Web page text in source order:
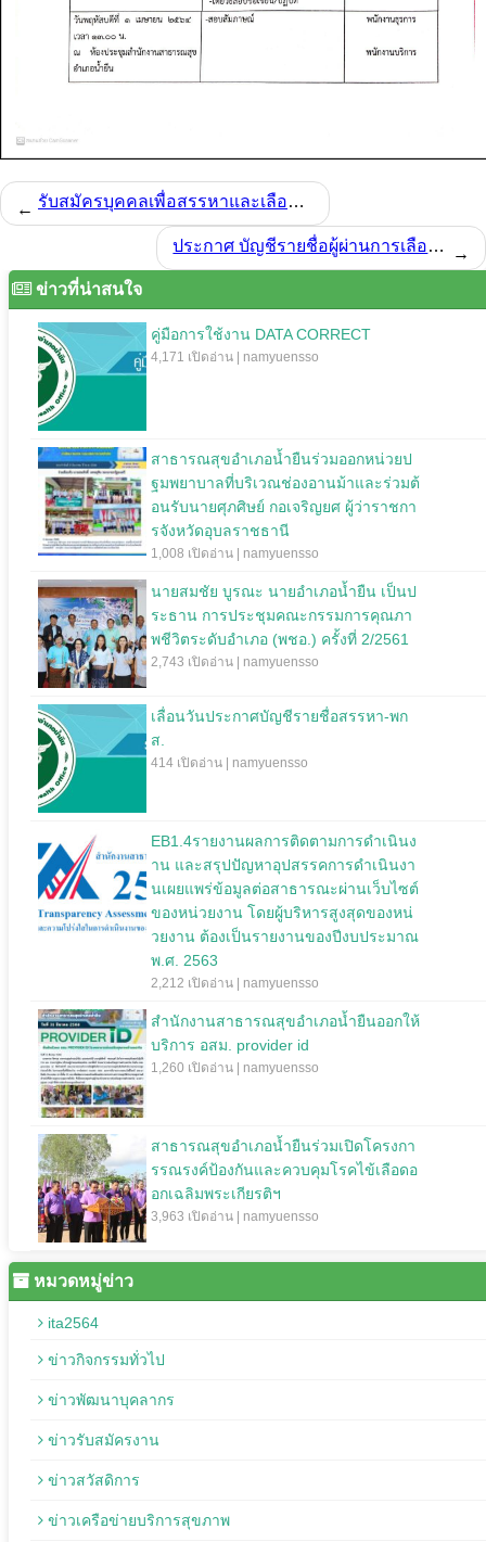
← รับสมัครบุคคลเพื่อสรรหาและเลือกสรรเป็นพนักงานกระทรวงสาธารณสุขทั่วไป
ประกาศ บัญชีรายชื่อผู้ผ่านการเลือกสรรเพื่อจัดจ้างเป็นพนักงานกระทรวงสาธารณสุขทั่วไป
→
ข่าวที่น่าสนใจ
คู่มือการใช้งาน DATA CORRECT
4,171 เปิดอ่าน | namyuensso
สาธารณสุขอำเภอน้ำยืนร่วมออกหน่วยป
ฐมพยาบาลที่บริเวณช่องอานม้าและร่วมต้
อนรับนายศุภศิษย์ กอเจริญยศ ผู้ว่าราชกา
รจังหวัดอุบลราชธานี
1,008 เปิดอ่าน | namyuensso
นายสมชัย บูรณะ นายอำเภอน้ำยืน เป็นป
ระธาน การประชุมคณะกรรมการคุณภา
พชีวิตระดับอำเภอ (พชอ.) ครั้งที่ 2/2561
2,743 เปิดอ่าน | namyuensso
เลื่อนวันประกาศบัญชีรายชื่อสรรหา-พก
ส.
414 เปิดอ่าน | namyuensso
EB1.4รายงานผลการติดตามการดำเนินง
าน และสรุปปัญหาอุปสรรคการดำเนินงา
นเผยแพร่ข้อมูลต่อสาธารณะผ่านเว็บไซต์
ของหน่วยงาน โดยผู้บริหารสูงสุดของหน่
วยงาน ต้องเป็นรายงานของปีงบประมาณ
พ.ศ. 2563
2,212 เปิดอ่าน | namyuensso
สำนักงานสาธารณสุขอำเภอน้ำยืนออกให้
บริการ อสม. provider id
1,260 เปิดอ่าน | namyuensso
สาธารณสุขอำเภอน้ำยืนร่วมเปิดโครงกา
รรณรงค์ป้องกันและควบคุมโรคไข้เลือดอ
อกเฉลิมพระเกียรติฯ
3,963 เปิดอ่าน | namyuensso
หมวดหมู่ข่าว
ita2564
ข่าวกิจกรรมทั่วไป
ข่าวพัฒนาบุคลากร
ข่าวรับสมัครงาน
ข่าวสวัสดิการ
ข่าวเครือข่ายบริการสุขภาพ